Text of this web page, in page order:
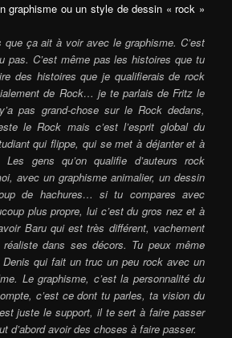
graphisme ou un style de dessin « rock »
ça ait à voir avec le graphisme. C’est
pas. C’est même pas les histoires que tu
des histoires que je qualifierais de rock
de Rock… je te parlais de Fritz le
pas grand-chose sur le Rock dedans,
le Rock mais c’est l’esprit global du
qui flippe, qui se met à déjanter et à
Les gens qu’on qualifie d’auteurs rock
avec un graphisme animalier, un dessin
de hachures… si tu compares avec
plus propre, lui c’est du gros nez et à
Baru qui est très différent, vachement
dans ses décors. Tu peux même
Denis qui fait un truc un peu rock avec un
Le graphisme, c’est la personnalité du
c’est ce dont tu parles, ta vision du
juste le support, il te sert à faire passer
d’abord avoir des choses à faire passer.